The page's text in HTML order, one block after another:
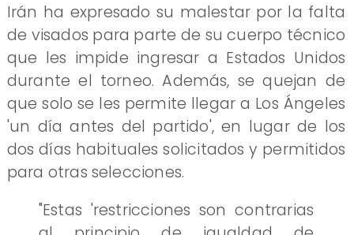
Irán ha expresado su malestar por la falta
de visados para parte de su cuerpo técnico
que les impide ingresar a Estados Unidos
durante el torneo. Además, se quejan de
que solo se les permite llegar a Los Ángeles
'un día antes del partido', en lugar de los
dos días habituales solicitados y permitidos
para otras selecciones.
"Estas 'restricciones son contrarias